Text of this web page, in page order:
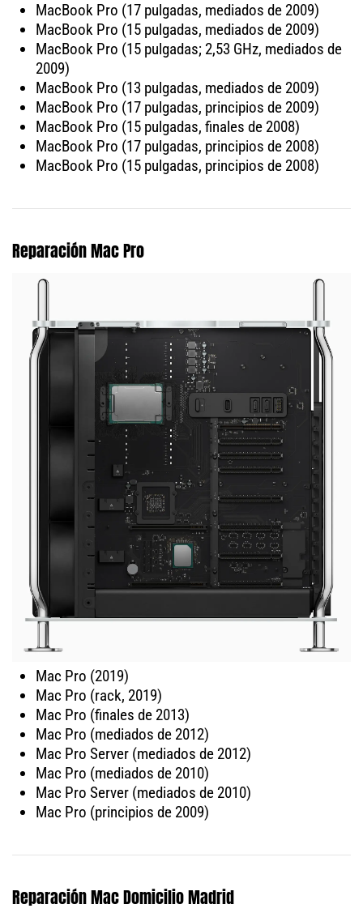
MacBook Pro (17 pulgadas, mediados de 2009)
MacBook Pro (15 pulgadas, mediados de 2009)
MacBook Pro (15 pulgadas; 2,53 GHz, mediados de
2009)
MacBook Pro (13 pulgadas, mediados de 2009)
MacBook Pro (17 pulgadas, principios de 2009)
MacBook Pro (15 pulgadas, finales de 2008)
MacBook Pro (17 pulgadas, principios de 2008)
MacBook Pro (15 pulgadas, principios de 2008)
Reparación Mac Pro
Mac Pro (2019)
Mac Pro (rack, 2019)
Mac Pro (finales de 2013)
Mac Pro (mediados de 2012)
Mac Pro Server (mediados de 2012)
Mac Pro (mediados de 2010)
Mac Pro Server (mediados de 2010)
Mac Pro (principios de 2009)
Reparación Mac Domicilio Madrid